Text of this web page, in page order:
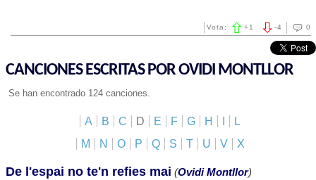
0
-4
Vota: +1
CANCIONES ESCRITAS POR OVIDI MONTLLOR
Se han encontrado 124 canciones.
A B C D E F G H
L
M
N O P Q S T U V X
De l'espai no te'n refies mai (Ovidi Montllor)